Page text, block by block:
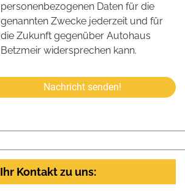
personenbezogenen Daten für die
genannten Zwecke jederzeit und für
die Zukunft gegenüber Autohaus
Betzmeir widersprechen kann.
Nachricht senden!
Ihr Kontakt zu uns: